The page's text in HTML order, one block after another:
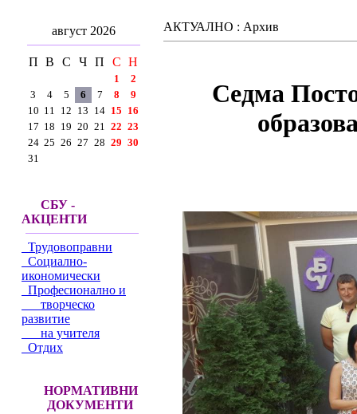
август 2026
П В С Ч П С Н
1
2
3
4 5 6 7 8
9
10 11 12 13 14 15 16
17 18 19 20 21 22 23
24 25 26 27 28 29 30
31
СБУ -
АКЦЕНТИ
Трудовоправни
Социално-
икономически
Професионално и
творческо
развитие
на учителя
Отдих
НОРМАТИВНИ
ДОКУМЕНТИ
АКТУАЛНО : Архив
Седма